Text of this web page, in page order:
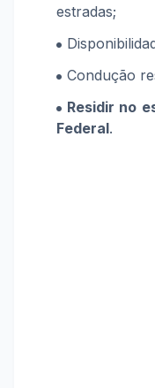
estradas;
Condução
Residir no
Federal.